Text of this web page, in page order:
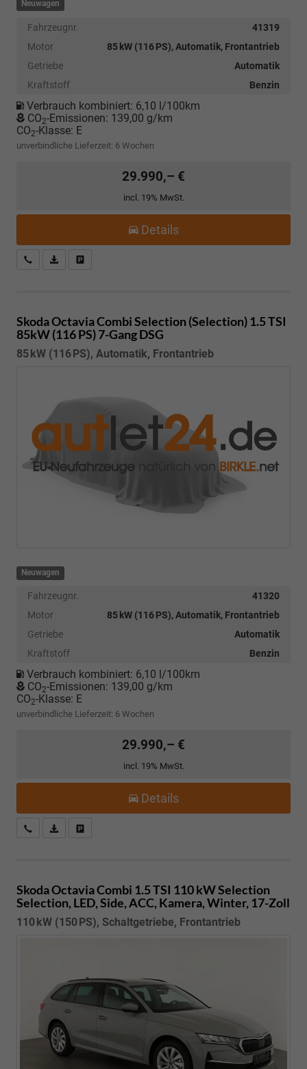
Neuwagen
Fahrzeugnr.
41319
Motor
85 kW (116 PS), Automatik, Frontantrieb
Getriebe
Automatik
Kraftstoff
Benzin
Verbrauch kombiniert: 6,10 l/100km
CO2-Emissionen: 139,00 g/km
CO2-Klasse: E
unverbindliche Lieferzeit: 6 Wochen
29.990,– €
incl. 19% MwSt.
Details
Kostenloser Rückruf-Service
PDF-Datei, Fahrzeugexposé drucken
Skoda Octavia CombiSelection (Selection) 1.5 TSI
85kW (116 PS) 7-Gang DSG
85 kW (116 PS), Automatik, Frontantrieb
Neuwagen
Fahrzeugnr.
41320
Motor
85 kW (116 PS), Automatik, Frontantrieb
Getriebe
Automatik
Kraftstoff
Benzin
Verbrauch kombiniert: 6,10 l/100km
CO2-Emissionen: 139,00 g/km
CO2-Klasse: E
unverbindliche Lieferzeit: 6 Wochen
29.990,– €
incl. 19% MwSt.
Details
Kostenloser Rückruf-Service
PDF-Datei, Fahrzeugexposé drucken
Skoda Octavia Combi 1.5 TSI 110 kW Selection
Selection, LED, Side, ACC, Kamera, Winter, 17-Zoll
110 kW (150 PS), Schaltgetriebe, Frontantrieb